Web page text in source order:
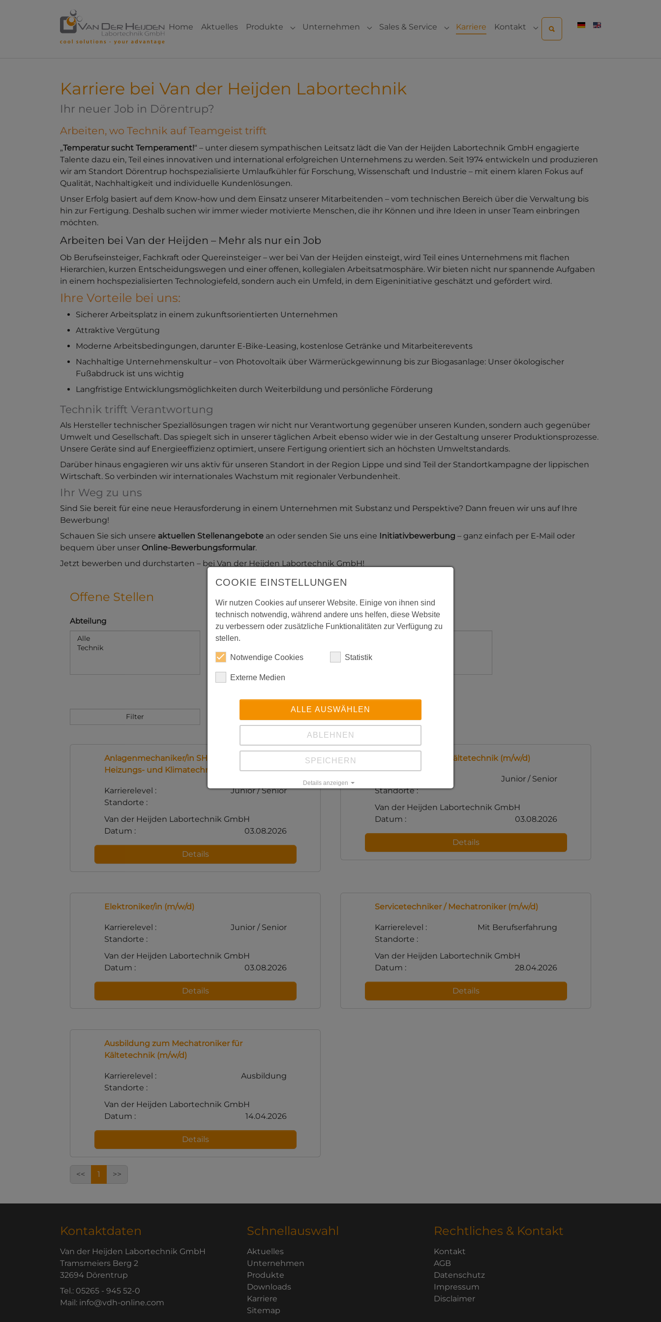
Home Aktuelles Produkte
Submenu for "Produkte"
Unternehmen
Submenu for "Unternehmen"
Sales & Service
Submenu for "Sales & Service"
Karriere (current)
Kontakt
Submenu for "Kontakt"
Karriere bei Van der Heijden Labortechnik
Ihr neuer Job in Dörentrup?
Arbeiten, wo Technik auf Teamgeist trifft
„Temperatur sucht Temperament!“ – unter diesem sympathischen Leitsatz lädt die Van der Heijden Labortechnik GmbH engagierte
Talente dazu ein, Teil eines innovativen und international erfolgreichen Unternehmens zu werden. Seit 1974 entwickeln und produzieren
wir am Standort Dörentrup hochspezialisierte Umlaufkühler für Forschung, Wissenschaft und Industrie – mit einem klaren Fokus auf
Qualität, Nachhaltigkeit und individuelle Kundenlösungen.
Unser Erfolg basiert auf dem Know-how und dem Einsatz unserer Mitarbeitenden – vom technischen Bereich über die Verwaltung bis
hin zur Fertigung. Deshalb suchen wir immer wieder motivierte Menschen, die ihr Können und ihre Ideen in unser Team einbringen
möchten.
Arbeiten bei Van der Heijden – Mehr als nur ein Job
Ob Berufseinsteiger, Fachkraft oder Quereinsteiger – wer bei Van der Heijden einsteigt, wird Teil eines Unternehmens mit flachen
Hierarchien, kurzen Entscheidungswegen und einer offenen, kollegialen Arbeitsatmosphäre. Wir bieten nicht nur spannende Aufgaben
in einem hochspezialisierten Technologiefeld, sondern auch ein Umfeld, in dem Eigeninitiative geschätzt und gefördert wird.
Ihre Vorteile bei uns:
Sicherer Arbeitsplatz in einem zukunftsorientierten Unternehmen
Attraktive Vergütung
Moderne Arbeitsbedingungen, darunter E-Bike-Leasing, kostenlose Getränke und Mitarbeiterevents
Nachhaltige Unternehmenskultur – von Photovoltaik über Wärmerückgewinnung bis zur Biogasanlage: Unser ökologischer
Fußabdruck ist uns wichtig
Langfristige Entwicklungsmöglichkeiten durch Weiterbildung und persönliche Förderung
Technik trifft Verantwortung
Als Hersteller technischer Speziallösungen tragen wir nicht nur Verantwortung gegenüber unseren Kunden, sondern auch gegenüber
Umwelt und Gesellschaft. Das spiegelt sich in unserer täglichen Arbeit ebenso wider wie in der Gestaltung unserer Produktionsprozesse.
Unsere Geräte sind auf Energieeffizienz optimiert, unsere Fertigung orientiert sich an höchsten Umweltstandards.
Darüber hinaus engagieren wir uns aktiv für unseren Standort in der Region Lippe und sind Teil der Standortkampagne der lippischen
Wirtschaft. So verbinden wir internationales Wachstum mit regionaler Verbundenheit.
Ihr Weg zu uns
Sind Sie bereit für eine neue Herausforderung in einem Unternehmen mit Substanz und Perspektive? Dann freuen wir uns auf Ihre
Bewerbung!
Schauen Sie sich unsere aktuellen Stellenangebote an oder senden Sie uns eine Initiativbewerbung – ganz einfach per E-Mail oder
bequem über unser Online-Bewerbungsformular.
Jetzt bewerben und durchstarten – bei Van der Heijden Labortechnik GmbH!
Offene Stellen
Abteilung Arbeitsverhältnis
Anlagenmechaniker/in SHK - Sanitär-,
Heizungs- und Klimatechnik (m/w/d)
Karrierelevel :
Junior / Senior
Standorte :
Van der Heijden Labortechnik GmbH
Datum :
03.08.2026
Details
Mechatroniker für Kältetechnik (m/w/d)
Junior / Senior
Standorte :
Van der Heijden Labortechnik GmbH
Datum :
03.08.2026
Details
Elektroniker/in (m/w/d)
Karrierelevel :
Junior / Senior
Standorte :
Van der Heijden Labortechnik GmbH
Datum :
03.08.2026
Details
Servicetechniker / Mechatroniker (m/w/d)
Karrierelevel :
Mit Berufserfahrung
Standorte :
Van der Heijden Labortechnik GmbH
Datum :
28.04.2026
Details
Ausbildung zum Mechatroniker für
Kältetechnik (m/w/d)
Karrierelevel :
Ausbildung
Standorte :
Van der Heijden Labortechnik GmbH
Datum :
14.04.2026
Details
<< 1 >>
Kontaktdaten
Van der Heijden Labortechnik GmbH
Tramsmeiers Berg 2
32694 Dörentrup
Tel.: 05265 - 945 52-0
Mail: info@vdh-online.com
Schnellauswahl
Aktuelles
Unternehmen
Produkte
Downloads
Karriere
Sitemap
Rechtliches & Kontakt
Kontakt
AGB
Datenschutz
Impressum
Disclaimer
COOKIE EINSTELLUNGEN
Wir nutzen Cookies auf unserer Website. Einige von ihnen sind
technisch notwendig, während andere uns helfen, diese Website
zu verbessern oder zusätzliche Funktionalitäten zur Verfügung zu
stellen.
Notwendige Cookies Statistik
Externe Medien
ALLE AUSWÄHLEN
ABLEHNEN
SPEICHERN
Details anzeigen